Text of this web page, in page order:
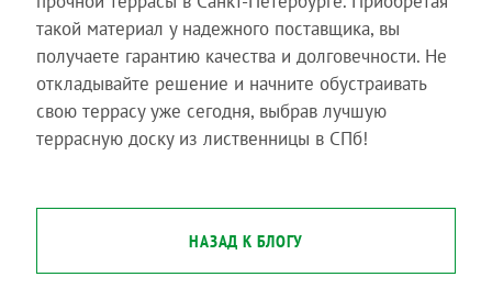
такой материал у надежного поставщика, вы
получаете гарантию качества и долговечности. Не
откладывайте решение и начните обустраивать
свою террасу уже сегодня, выбрав лучшую
террасную доску из лиственницы в СПб!
НАЗАД К БЛОГУ